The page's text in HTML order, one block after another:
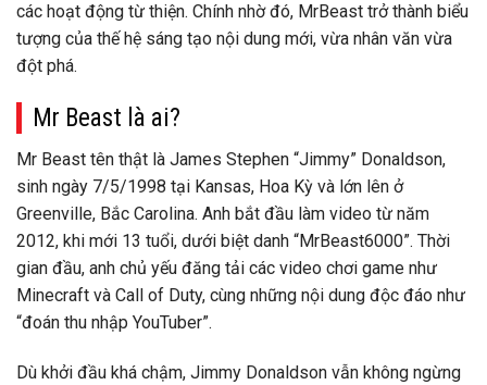
các hoạt động từ thiện. Chính nhờ đó, MrBeast trở thành biểu
tượng của thế hệ sáng tạo nội dung mới, vừa nhân văn vừa
đột phá.
Mr Beast là ai?
Mr Beast tên thật là James Stephen “Jimmy” Donaldson,
sinh ngày 7/5/1998 tại Kansas, Hoa Kỳ và lớn lên ở
Greenville, Bắc Carolina. Anh bắt đầu làm video từ năm
2012, khi mới 13 tuổi, dưới biệt danh “MrBeast6000”. Thời
gian đầu, anh chủ yếu đăng tải các video chơi game như
Minecraft và Call of Duty, cùng những nội dung độc đáo như
“đoán thu nhập YouTuber”.
Dù khởi đầu khá chậm, Jimmy Donaldson vẫn không ngừng